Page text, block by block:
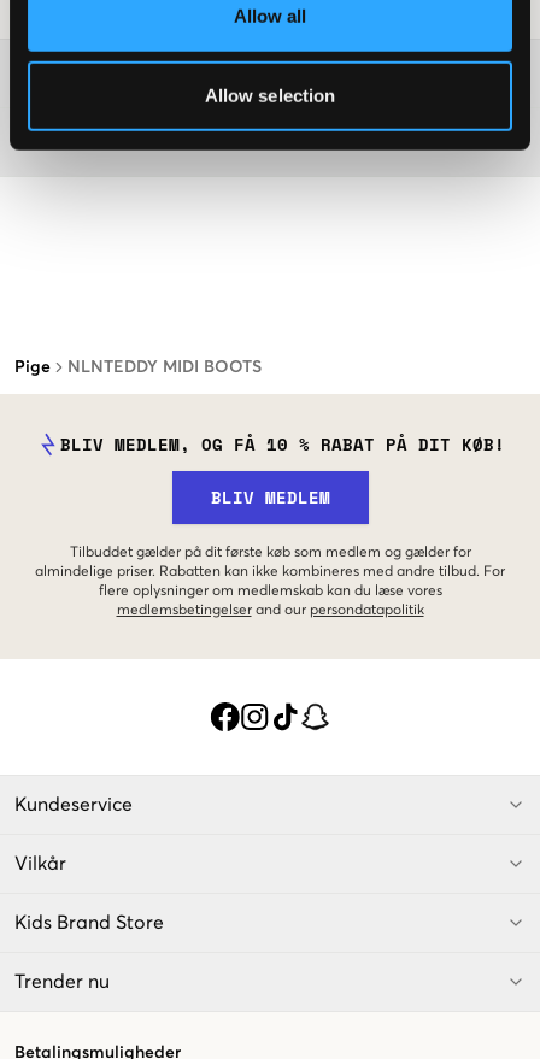
Allow all
Allow selection
Pige NLNTEDDY MIDI BOOTS
BLIV MEDLEM, OG FÅ 10 % RABAT PÅ DIT KØB!
BLIV MEDLEM
Tilbuddet gælder på dit første køb som medlem og gælder for
almindelige priser. Rabatten kan ikke kombineres med andre tilbud. For
flere oplysninger om medlemskab kan du læse vores
medlemsbetingelser and our persondatapolitik
Kundeservice
Vilkår
Kids Brand Store
Trender nu
Betalingsmuligheder